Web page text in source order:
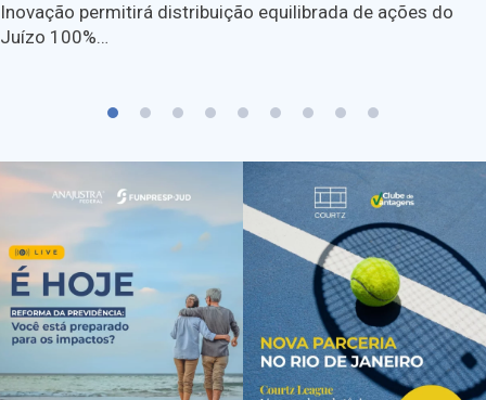
Inovação permitirá distribuição equilibrada de ações do
Juízo 100%…